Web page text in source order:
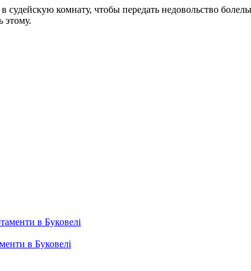
комнату, чтобы передать недовольство
этому.
в Буковелі